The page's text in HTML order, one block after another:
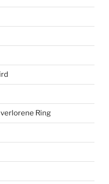
Ring